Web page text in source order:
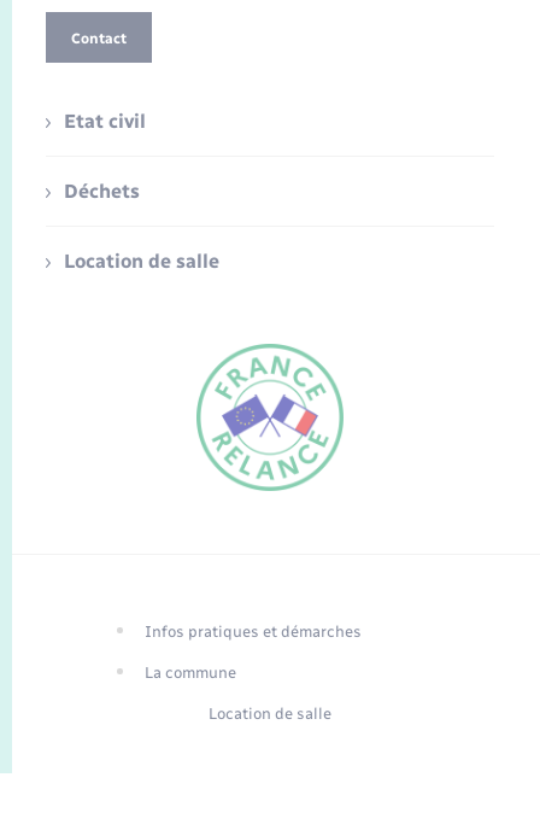
Traduction du
Contact
Etat civil
Déchets
Location de salle
Infos pratiques et démarches
La commune
Location de salle